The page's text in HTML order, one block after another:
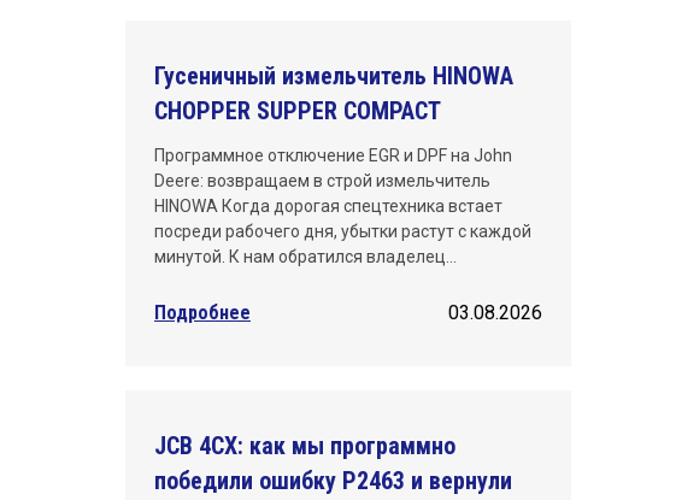
Москва
Новосибирск
Омск
Санкт-Петербург
Саратов
Гусеничный измельчитель HINOWA
CHOPPER SUPPER COMPACT
Программное отключение EGR и DPF на John
Deere: возвращаем в строй измельчитель
HINOWA Когда дорогая спецтехника встает
посреди рабочего дня, убытки растут с каждой
минутой. К нам обратился владелец…
Подробнее 03.08.2026
JCB 4CX: как мы программно
победили ошибку P2463 и вернули